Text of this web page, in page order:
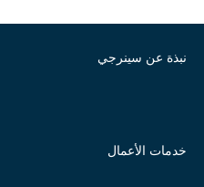
نبذة عن سينرجي
خدمات الأعمال